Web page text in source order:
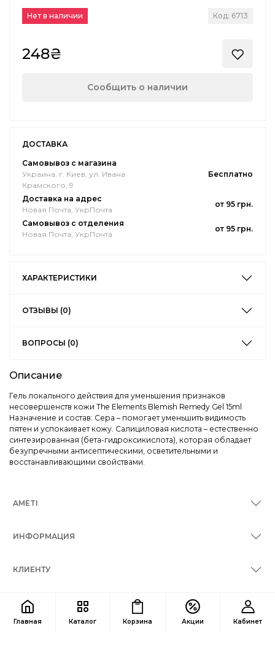
Главная Каталог Корзина Акции Кабинет
Нет в наличии Код: 6713
248₴
Сообщить о наличии
ДОСТАВКА
Самовывоз с магазина
Украина, г. Киев, ул. Ивана
Крамского, 9
Бесплатно
Доставка на адрес
Новая Почта, УкрПочта
от 95 грн.
Самовывоз с отделения
Новая Почта, УкрПочта
от 95 грн.
ХАРАКТЕРИСТИКИ
ОТЗЫВЫ (0)
ВОПРОСЫ (0)
Описание
Гель локального действия для уменьшения признаков
несовершенств кожи The Elements Blemish Remedy Gel 15ml
Назначение и состав: Сера – помогает уменьшить видимость
пятен и успокаивает кожу. Салициловая кислота – естественно
синтезированная (бета-гидроксикислота), которая обладает
безупречными антисептическими, осветительными и
восстанавливающими свойствами.
AMETI
ИНФОРМАЦИЯ
КЛИЕНТУ
КОНТАКТЫ